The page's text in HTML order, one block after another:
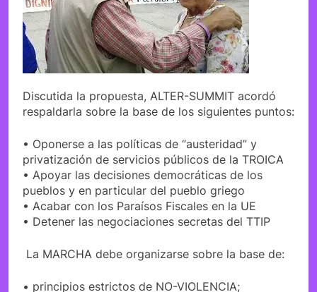
Discutida la propuesta, ALTER-SUMMIT acordó
respaldarla sobre la base de los siguientes puntos:
• Oponerse a las políticas de “austeridad” y
privatización de servicios públicos de la TROICA
• Apoyar las decisiones democráticas de los
pueblos y en particular del pueblo griego
• Acabar con los Paraísos Fiscales en la UE
• Detener las negociaciones secretas del TTIP
La MARCHA debe organizarse sobre la base de:
• principios estrictos de NO-VIOLENCIA;